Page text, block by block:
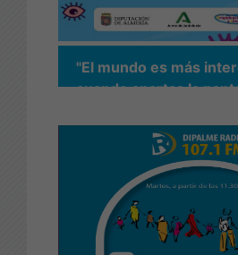
"El mundo es más
cuando apartas la